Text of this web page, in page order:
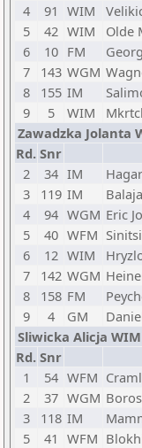
4
91 WIM
5
42 WIM Olde
6
10 FM
7
143 WGM
8
155 IM
9
5 WIM
Zawadzka Jolanta
Rd. Snr
2
34 IM
3
119 IM
4
94 WGM Eric
5
40 WFM
6
12 WIM
7
142 WGM
8
158 FM
9
4 GM
Sliwicka Alicja WIM
Rd. Snr
1
54 WFM
2
37 WGM
3
118 IM
5
41 WFM